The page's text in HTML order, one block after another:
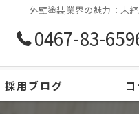
外壁塗装業界の魅力：未
0467-83-
採用ブログ